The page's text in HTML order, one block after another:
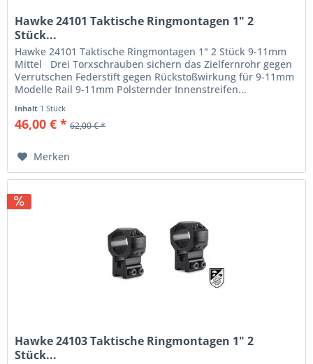
Hawke 24101 Taktische Ringmontagen 1" 2
Stück...
Hawke 24101 Taktische Ringmontagen 1" 2 Stück 9-11mm
Mittel Drei Torxschrauben sichern das Zielfernrohr gegen
Verrutschen Federstift gegen Rückstoßwirkung für 9-11mm
Modelle Rail 9-11mm Polsternder Innenstreifen...
Inhalt 1 Stück
46,00 € * 62,00 € *
Merken
Hawke 24103 Taktische Ringmontagen 1" 2
Stück...